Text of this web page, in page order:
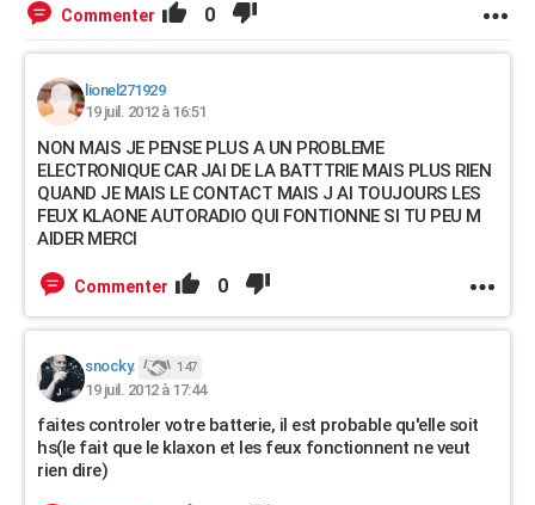
BONS PLANS
CARTE DE VOEUX
Carte de Noël
Carte Bonne année
Carte Saint-Valentin
Carte Pâques
Carte d'anniversaire
DICTIONNAIRE
Dictionnaire
Biographies
Citations
Expressions
Proverbes
PROGRAMME TV
COPAINS D'AVANT
S'inscrire
Se connecter
Lycées
Collèges
Primaires
Universités
Entreprises
Service militaire
Avis de recherche
FORUM
Commenter 0
lionel271929
19 juil. 2012 à 16:51
NON MAIS JE PENSE PLUS A UN PROBLEME
ELECTRONIQUE CAR JAI DE LA BATTTRIE MAIS PLUS RIEN
QUAND JE MAIS LE CONTACT MAIS J AI TOUJOURS LES
FEUX KLAONE AUTORADIO QUI FONTIONNE SI TU PEU M
AIDER MERCI
Commenter 0
snocky. 147
19 juil. 2012 à 17:44
faites controler votre batterie, il est probable qu'elle soit
hs(le fait que le klaxon et les feux fonctionnent ne veut
rien dire)